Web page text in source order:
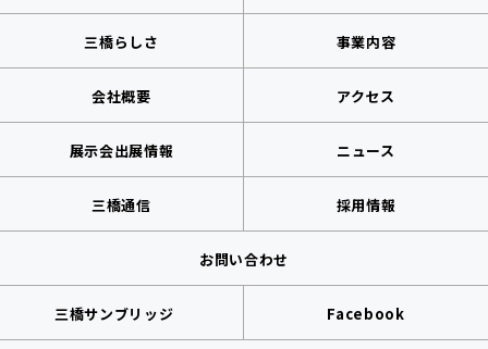
三橋らしさ 事業内容
会社概要 アクセス
展示会出展情報 ニュース
三橋通信 採用情報
お問い合わせ
三橋サンブリッジ Facebook